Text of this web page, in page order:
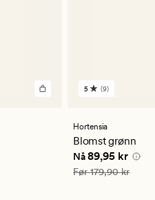
9
en
gjennomsnittlig
vurdering
på
5
5 (9)
Hortensia
Blomst grønn
Nåværende pris
Nå 89,95 kr
Vanlig pris 179,90 kr
Før179,90 kr